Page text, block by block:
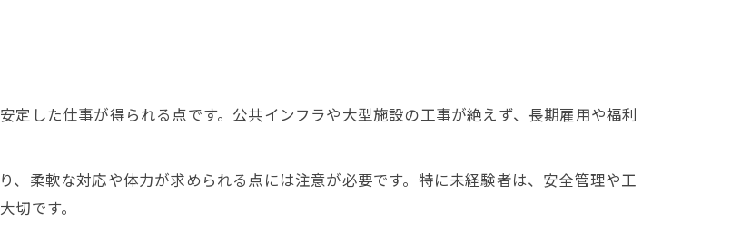
に必要な実践力と技術の身につけ方
管工の仕事で活かせる手先の器用さ
管工の技術習得に欠かせない訓練法
配管工人生を支える転職成功のコツ
した仕事が得られる点です。公共インフラや大型施設の工事が絶えず、長期雇用や福利
柔軟な対応や体力が求められる点には注意が必要です。特に未経験者は、安全管理や工
切です。